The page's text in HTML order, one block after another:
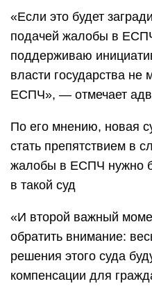
«Если это будет
подачей жалобы в
поддерживаю
власти государства не
ЕСПЧ», — отмечает
По его мнению, новая
стать препятствием в
жалобы в ЕСПЧ нужно
в такой суд
«И второй важный
обратить внимание:
решения этого суда
компенсации для